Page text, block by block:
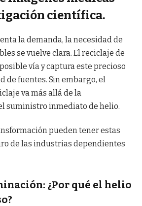
científica.
la demanda, la necesidad de
se vuelve clara. El reciclaje de
vía y captura este precioso
de fuentes. Sin embargo, el
va más allá de la
suministro inmediato de helio.
pueden tener estas
de las industrias dependientes
¿Por qué el helio